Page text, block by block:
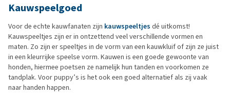
Kauwspeelgoed
Voor de echte kauwfanaten zijn kauwspeeltjes dé uitkomst!
Kauwspeeltjes zijn er in ontzettend veel verschillende vormen en
maten. Zo zijn er speeltjes in de vorm van een kauwkluif of zijn ze juist
in een kleurrijke speelse vorm. Kauwen is een goede gewoonte van
honden, hiermee poetsen ze namelijk hun tanden en voorkomen ze
tandplak. Voor puppy’s is het ook een goed alternatief als zij vaak
naar handen happen.